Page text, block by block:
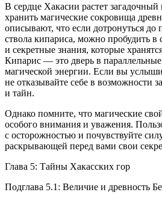
В сердце Хакасии растет
хранить магические сокровища
описывают, что если дотронуться до
ствола кипариса, можно пробудить в
и секретные знания, которые
Кипарис — это дверь в
магической энергии. Если вы
не отказывайте себе в возможности
и тайн.
Однако помните, что магические
особого внимания и уважения.
с осторожностью и почувствуйте
раскрывающей перед вами свои
Глава 5: Тайны Хакасских гор
Подглава 5.1: Величие и древность